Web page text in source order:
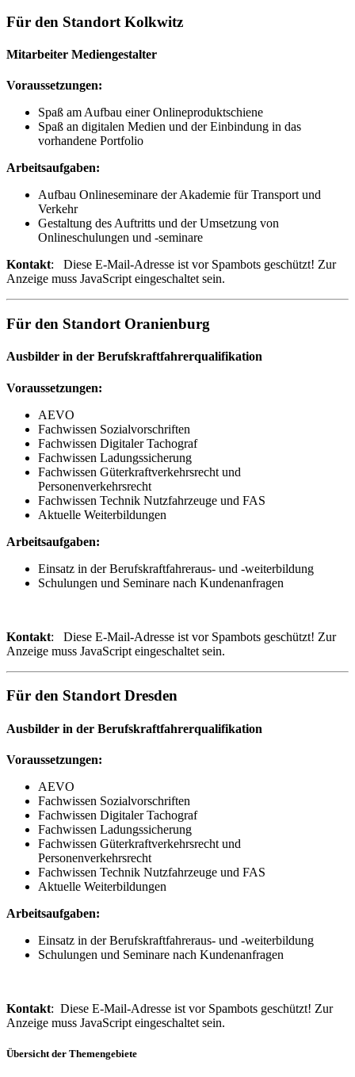
Für den Standort Kolkwitz
Mitarbeiter Mediengestalter
Voraussetzungen:
Spaß am Aufbau einer Onlineproduktschiene
Spaß an digitalen Medien und der Einbindung in das
vorhandene Portfolio
Arbeitsaufgaben:
Aufbau Onlineseminare der Akademie für Transport und
Verkehr
Gestaltung des Auftritts und der Umsetzung von
Onlineschulungen und -seminare
Kontakt: Diese E-Mail-Adresse ist vor Spambots geschützt! Zur
Anzeige muss JavaScript eingeschaltet sein.
Für den Standort Oranienburg
Ausbilder in der Berufskraftfahrerqualifikation
Voraussetzungen:
AEVO
Fachwissen Sozialvorschriften
Fachwissen Digitaler Tachograf
Fachwissen Ladungssicherung
Fachwissen Güterkraftverkehrsrecht und
Personenverkehrsrecht
Fachwissen Technik Nutzfahrzeuge und FAS
Aktuelle Weiterbildungen
Arbeitsaufgaben:
Einsatz in der Berufskraftfahreraus- und -weiterbildung
Schulungen und Seminare nach Kundenanfragen
Kontakt: Diese E-Mail-Adresse ist vor Spambots geschützt! Zur
Anzeige muss JavaScript eingeschaltet sein.
Für den Standort Dresden
Ausbilder in der Berufskraftfahrerqualifikation
Voraussetzungen:
AEVO
Fachwissen Sozialvorschriften
Fachwissen Digitaler Tachograf
Fachwissen Ladungssicherung
Fachwissen Güterkraftverkehrsrecht und
Personenverkehrsrecht
Fachwissen Technik Nutzfahrzeuge und FAS
Aktuelle Weiterbildungen
Arbeitsaufgaben:
Einsatz in der Berufskraftfahreraus- und -weiterbildung
Schulungen und Seminare nach Kundenanfragen
Kontakt: Diese E-Mail-Adresse ist vor Spambots geschützt! Zur
Anzeige muss JavaScript eingeschaltet sein.
Übersicht der Themengebiete